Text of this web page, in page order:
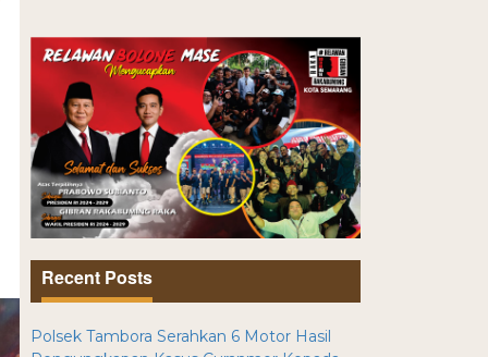
Recent Posts
Polsek Tambora Serahkan 6 Motor Hasil